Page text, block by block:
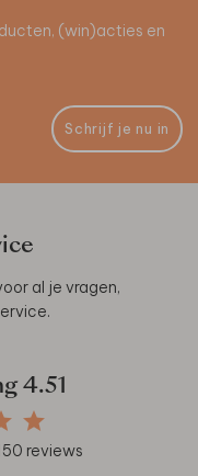
(win)acties en
Schrijf je nu in
al je vragen,
.
4.51
reviews